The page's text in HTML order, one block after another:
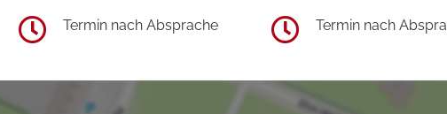
Termin nach Absprache Termin nach